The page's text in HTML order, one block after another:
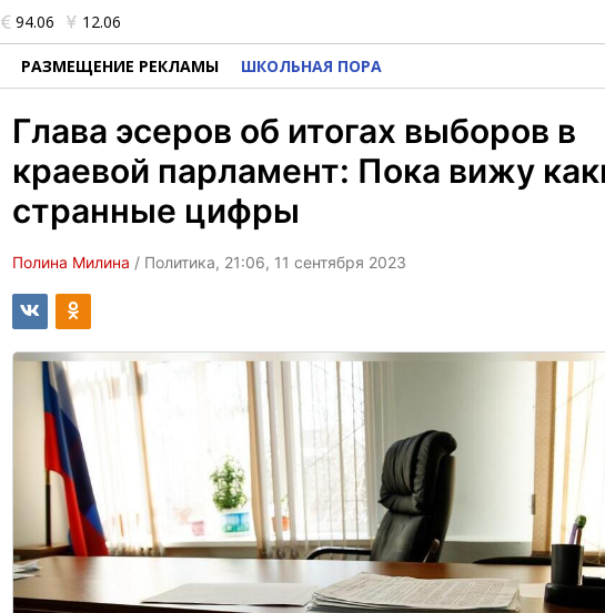
94.06 12.06
РАЗМЕЩЕНИЕ РЕКЛАМЫ ШКОЛЬНАЯ ПОРА
Глава эсеров об итогах выборов в
краевой парламент: Пока вижу
странные цифры
Полина Милина / Политика, 21:06, 11 сентября 2023